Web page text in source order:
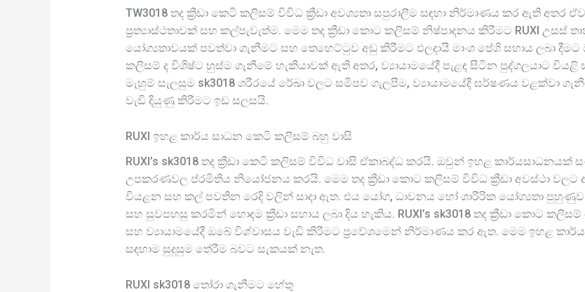
TW3018 තද ක්‍රීඩා කෙටි කලිසම් විවිධ ක්‍රීඩා අවශ්‍යතා සපුරාලීම සඳහා නිර්මාණය කර ඇති අතර
ප්‍රත්‍යාස්ථතාවක් සහ කල්පැවැත්ම. මෙම තද ක්‍රීඩා කොට කලිසම් නිෂ්පාදනය කිරීමට RUXI උසස්
යෝග්‍යතාවයක් පවත්වා ගැනීමට සහ තෙහෙට්ටුව අඩු කිරීමට ඵලදායී මාංශ පේශි සහාය ලබා
කලිසම් ද විශිෂ්ට හුස්ම ගැනීමේ හැකියාවක් ඇති අතර, ව්‍යායාමයේදී පැළඳ සිටින පුද්ගලයාට
මැහුම් සැලසුම sk3018 ශරීරයේ රේඛා වලට සමීපව ගැලපීම, ව්‍යායාමයේදී ඝර්ෂණය වළක්වා
වැඩි දියුණු කිරීමට ඉඩ සලසයි.
RUXI ඉහළ කාර්ය සාධන කෙටි කලිසම් බහු වාසි
RUXI’s sk3018 තද ක්‍රීඩා කෙටි කලිසම් විවිධ වාසි ඒකාබද්ධ කරයි. ඔවුන් ඉහළ
උපකරණවල ප්රමිතිය නියෝජනය කරයි. මෙම තද ක්‍රීඩා කොට කලිසම් විවිධ ක්‍රීඩා අවස්ථා වලට
වියළන සහ කල් පවතින රෙදි වලින් සාදා ඇත. එය යෝග, ධාවනය හෝ ශාරීරික යෝග්‍යතා පුහුණුව
සහ සුවපහසු කරමින් හොඳම ක්‍රීඩා සහාය ලබා දිය හැකිය. RUXI’s sk3018 තද ක්‍රීඩා කොට
සහ ව්‍යායාමයේදී ඔබේ විශ්වාසය වැඩි කිරීමට ප්‍රවේශමෙන් නිර්මාණය කර ඇත. මෙම ඉහළ
සඳහාම සුදුසුම තේරීම බවට සැකයක් නැත.
RUXI sk3018 තෝරා ගැනීමට හේතු